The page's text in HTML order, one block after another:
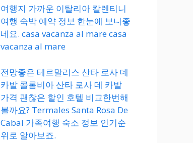
여행지 가까운 이탈리아 칼렌티니
여행 숙박 예약 정보 한눈에 보니좋
네요. casa vacanza al mare casa
vacanza al mare
전망좋은 테르말리스 산타 로사 데
카발 콜롬비아 산타 로사 데 카발
가격 괜찮은 할인 호텔 비교한번해
볼까요? Termales Santa Rosa De
Cabal 가족여행 숙소 정보 인기순
위로 알아보죠.